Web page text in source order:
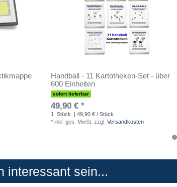
Handball - 11 Kartotheken-Set - über
600 Einheiten
sofort lieferbar
49,90 € *
1 Stück
| 49,90 € / Stück
* inkl. ges. MwSt. zzgl. Versandkosten
interessant sein...